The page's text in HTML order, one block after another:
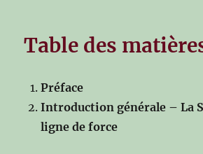
Table des
Préface
Introduction générale – La
ligne de force